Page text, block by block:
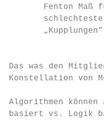
Fenton Maß
Das was den
Konstellation von
Algorithmen
basiert vs. Logik